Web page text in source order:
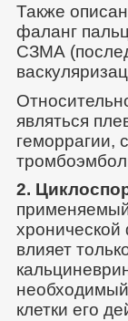
Также
фаланг
СЗМА
являться
геморрагии,
2.
влияет
необходимый
клетки его